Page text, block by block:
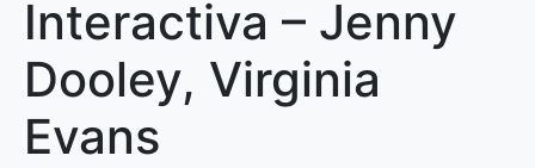
Interactiva – Jenny
Dooley, Virginia
Evans